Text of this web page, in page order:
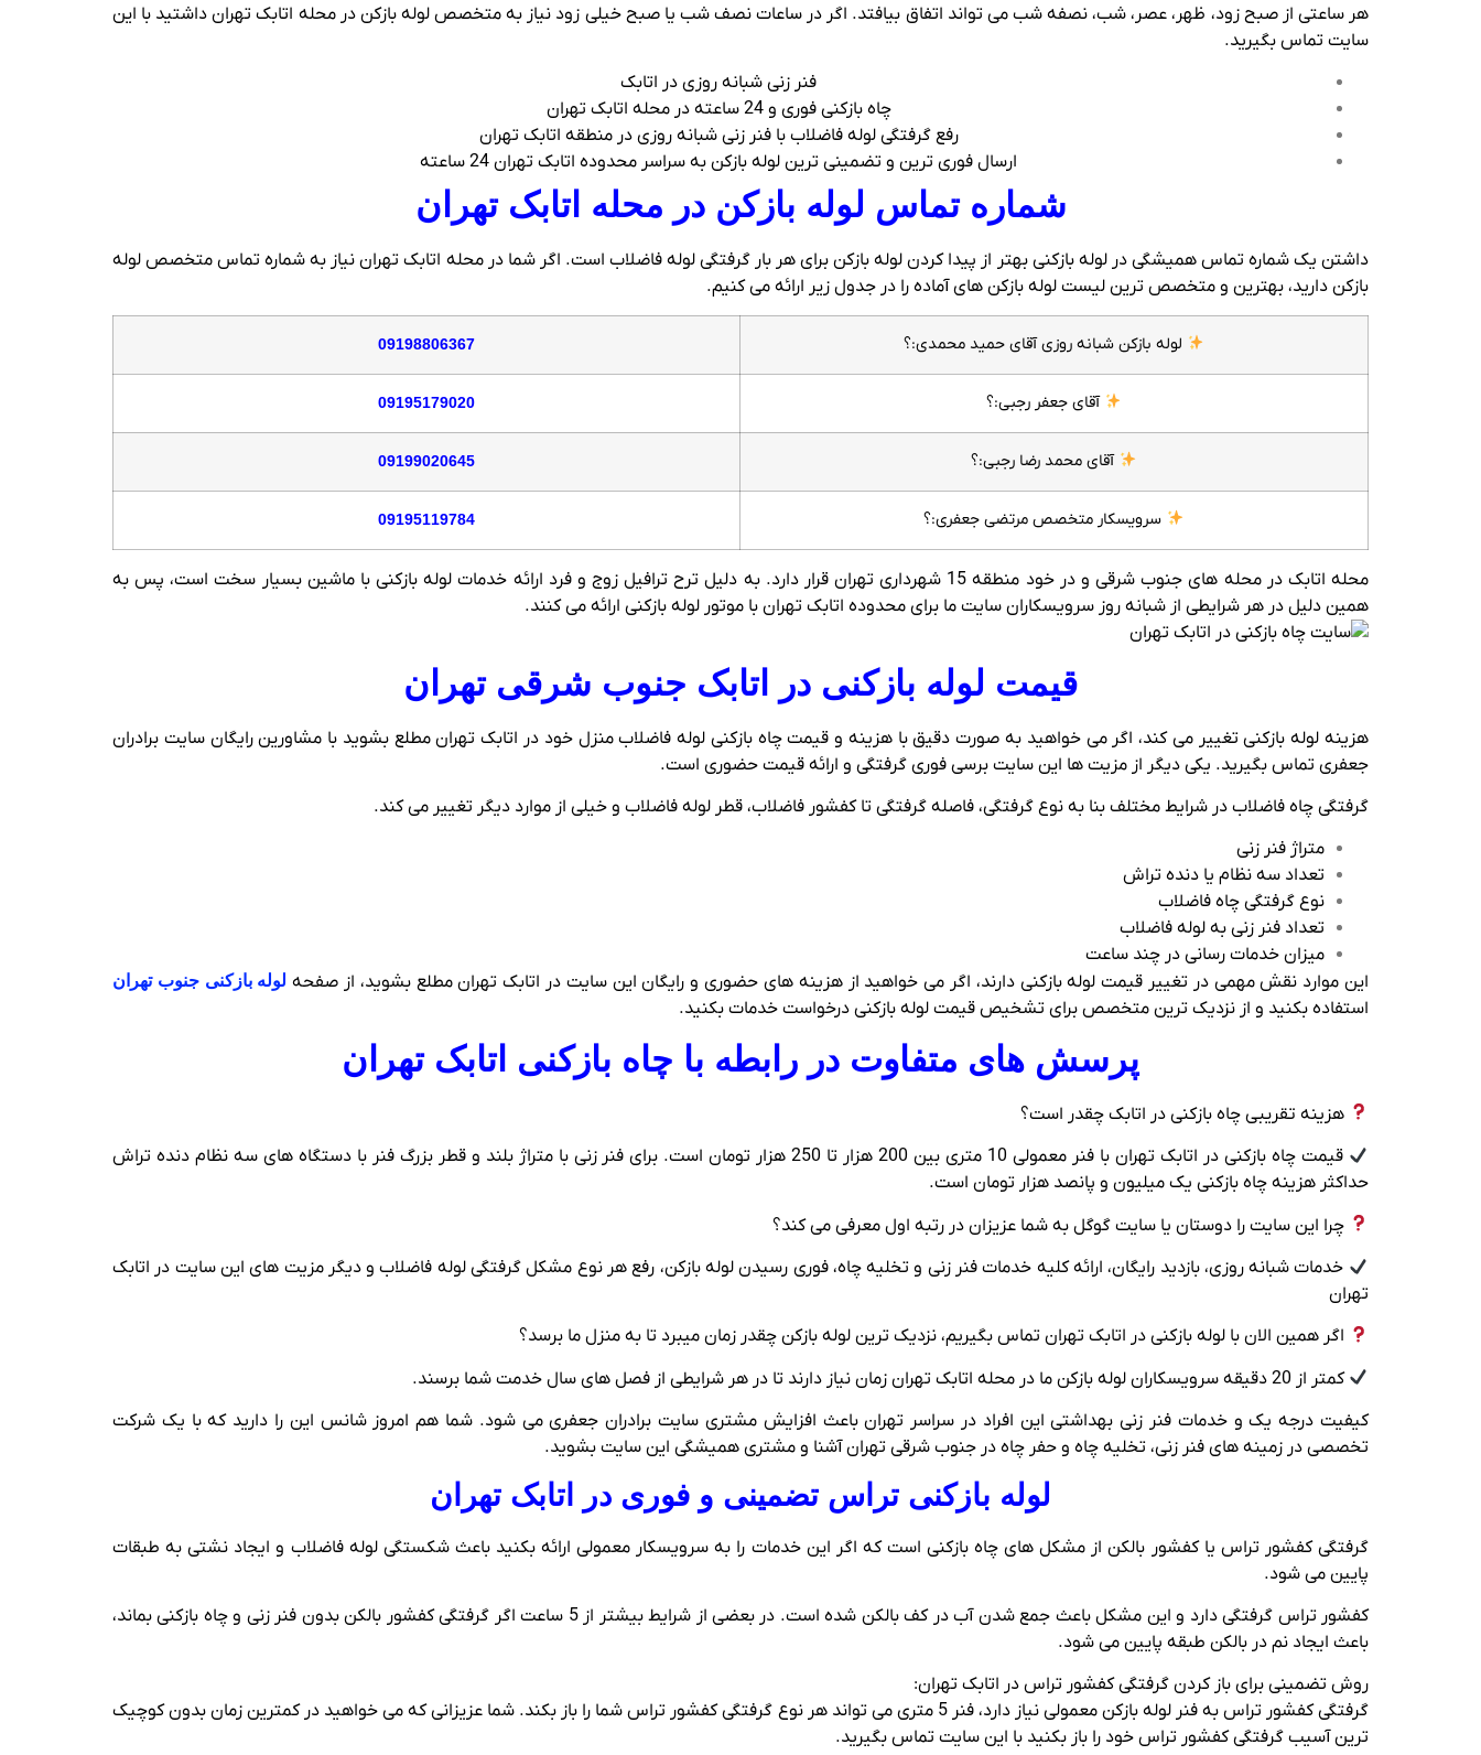
هر ساعتی از صبح زود، ظهر، عصر، شب، نصفه شب می تواند اتفاق بیافتد. اگر در ساعات نصف شب یا صبح خیلی زود نیاز به متخصص لوله بازکن در محله اتابک تهران داشتید با این
سایت تماس بگیرید.
فنر زنی شبانه روزی در اتابک
چاه بازکنی فوری و 24 ساعته در محله اتابک تهران
رفع گرفتگی لوله فاضلاب با فنر زنی شبانه روزی در منطقه اتابک تهران
ارسال فوری ترین و تضمینی ترین لوله بازکن به سراسر محدوده اتابک تهران 24 ساعته
شماره تماس لوله بازکن در محله اتابک تهران
داشتن یک شماره تماس همیشگی در لوله بازکنی بهتر از پیدا کردن لوله بازکن برای هر بار گرفتگی لوله فاضلاب است. اگر شما در محله اتابک تهران نیاز به شماره تماس متخصص لوله
بازکن دارید، بهترین و متخصص ترین لیست لوله بازکن های آماده را در جدول زیر ارائه می کنیم.
لوله بازکن شبانه روزی آقای حمید محمدی:؟ 09198806367
آقای جعفر رجبی:؟ 09195179020
آقای محمد رضا رجبی:؟ 09199020645
سرویسکار متخصص مرتضی جعفری:؟ 09195119784
محله اتابک در محله های جنوب شرقی و در خود منطقه 15 شهرداری تهران قرار دارد. به دلیل ترح ترافیل زوج و فرد ارائه خدمات لوله بازکنی با ماشین بسیار سخت است، پس به
همین دلیل در هر شرایطی از شبانه روز سرویسکاران سایت ما برای محدوده اتابک تهران با موتور لوله بازکنی ارائه می کنند.
قیمت لوله بازکنی در اتابک جنوب شرقی تهران
هزینه لوله بازکنی تغییر می کند، اگر می خواهید به صورت دقیق با هزینه و قیمت چاه بازکنی لوله فاضلاب منزل خود در اتابک تهران مطلع بشوید با مشاورین رایگان سایت برادران
جعفری تماس بگیرید. یکی دیگر از مزیت ها این سایت برسی فوری گرفتگی و ارائه قیمت حضوری است.
گرفتگی چاه فاضلاب در شرایط مختلف بنا به نوع گرفتگی، فاصله گرفتگی تا کفشور فاضلاب، قطر لوله فاضلاب و خیلی از موارد دیگر تغییر می کند.
متراژ فنر زنی
تعداد سه نظام یا دنده تراش
نوع گرفتگی چاه فاضلاب
تعداد فنر زنی به لوله فاضلاب
میزان خدمات رسانی در چند ساعت
این موارد نقش مهمی در تغییر قیمت لوله بازکنی دارند، اگر می خواهید از هزینه های حضوری و رایگان این سایت در اتابک تهران مطلع بشوید، از صفحه لوله بازکنی جنوب تهران
استفاده بکنید و از نزدیک ترین متخصص برای تشخیص قیمت لوله بازکنی درخواست خدمات بکنید.
پرسش های متفاوت در رابطه با چاه بازکنی اتابک تهران
هزینه تقریبی چاه بازکنی در اتابک چقدر است؟
قیمت چاه بازکنی در اتابک تهران با فنر معمولی 10 متری بین 200 هزار تا 250 هزار تومان است. برای فنر زنی با متراژ بلند و قطر بزرگ فنر با دستگاه های سه نظام دنده تراش
حداکثر هزینه چاه بازکنی یک میلیون و پانصد هزار تومان است.
چرا این سایت را دوستان یا سایت گوگل به شما عزیزان در رتبه اول معرفی می کند؟
خدمات شبانه روزی، بازدید رایگان، ارائه کلیه خدمات فنر زنی و تخلیه چاه، فوری رسیدن لوله بازکن، رفع هر نوع مشکل گرفتگی لوله فاضلاب و دیگر مزیت های این سایت در اتابک
تهران
اگر همین الان با لوله بازکنی در اتابک تهران تماس بگیریم، نزدیک ترین لوله بازکن چقدر زمان میبرد تا به منزل ما برسد؟
کمتر از 20 دقیقه سرویسکاران لوله بازکن ما در محله اتابک تهران زمان نیاز دارند تا در هر شرایطی از فصل های سال خدمت شما برسند.
کیفیت درجه یک و خدمات فنر زنی بهداشتی این افراد در سراسر تهران باعث افزایش مشتری سایت برادران جعفری می شود. شما هم امروز شانس این را دارید که با یک شرکت
تخصصی در زمینه های فنر زنی، تخلیه چاه و حفر چاه در جنوب شرقی تهران آشنا و مشتری همیشگی این سایت بشوید.
لوله بازکنی تراس تضمینی و فوری در اتابک تهران
گرفتگی کفشور تراس یا کفشور بالکن از مشکل های چاه بازکنی است که اگر این خدمات را به سرویسکار معمولی ارائه بکنید باعث شکستگی لوله فاضلاب و ایجاد نشتی به طبقات
پایین می شود.
کفشور تراس گرفتگی دارد و این مشکل باعث جمع شدن آب در کف بالکن شده است. در بعضی از شرایط بیشتر از 5 ساعت اگر گرفتگی کفشور بالکن بدون فنر زنی و چاه بازکنی بماند،
باعث ایجاد نم در بالکن طبقه پایین می شود.
روش تضمینی برای باز کردن گرفتگی کفشور تراس در اتابک تهران:
گرفتگی کفشور تراس به فنر لوله بازکن معمولی نیاز دارد، فنر 5 متری می تواند هر نوع گرفتگی کفشور تراس شما را باز بکند. شما عزیزانی که می خواهید در کمترین زمان بدون کوچیک
ترین آسیب گرفتگی کفشور تراس خود را باز بکنید با این سایت تماس بگیرید.